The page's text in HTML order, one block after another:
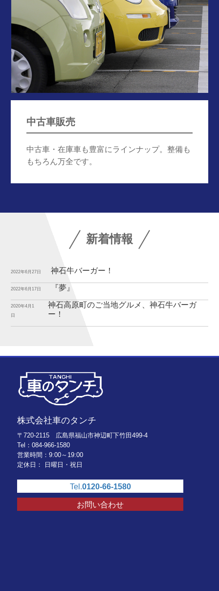
中古車販売
中古車・在庫車も豊富にラインナップ。整備も
もちろん万全です。
新着情報
神石牛バーガー！
2022年6月27日
『夢』
2022年6月17日
神石高原町のご当地グルメ、神石牛バーガ
ー！
2020年4月1
日
株式会社車のタンチ
〒720-2115 広島県福山市神辺町下竹田499-4
Tel：084-966-1580
営業時間：9:00～19:00
定休日： 日曜日・祝日
Tel.0120-66-1580
お問い合わせ